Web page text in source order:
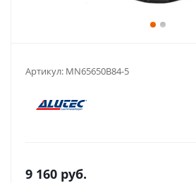
Артикул: MN65650B84-5
9 160 руб.